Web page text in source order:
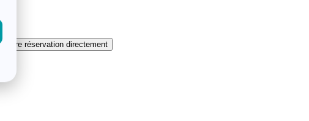
votre réservation directement